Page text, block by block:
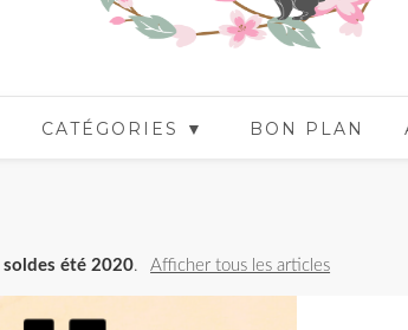
CATÉGORIES ▼ BON PLAN
soldes été 2020. Afficher tous les articles